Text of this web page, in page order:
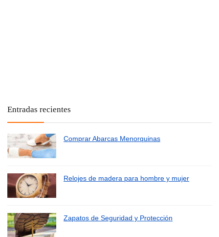
Entradas recientes
Comprar Abarcas Menorquinas
Relojes de madera para hombre y mujer
Zapatos de Seguridad y Protección